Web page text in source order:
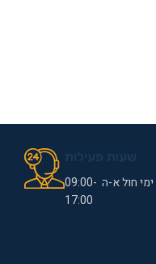
ימי חול א-ה 09:00-
17:00